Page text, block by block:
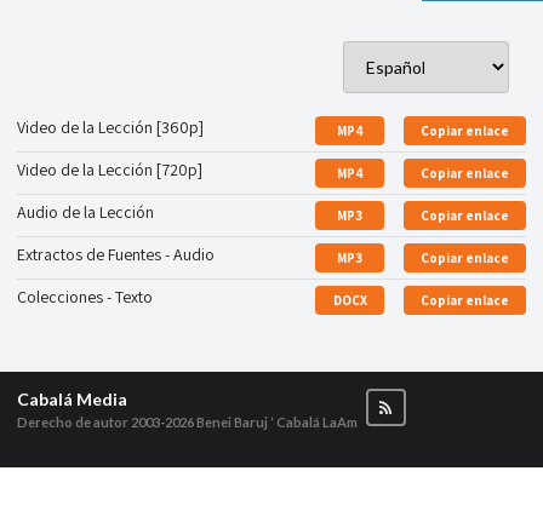
Video de la Lección [360p] MP4 Copiar enlace
Video de la Lección [720p] MP4 Copiar enlace
Audio de la Lección MP3 Copiar enlace
Extractos de Fuentes - Audio MP3 Copiar enlace
Colecciones - Texto DOCX Copiar enlace
Cabalá Media
Derecho de autor 2003-2026Benei Baruj ‘ Cabalá LaAm